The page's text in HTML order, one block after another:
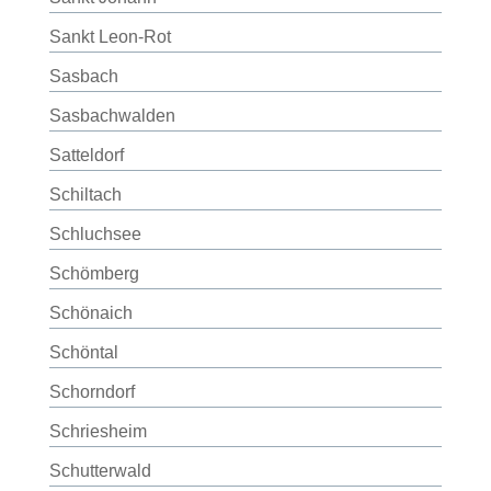
Sankt Leon-Rot
Sasbach
Sasbachwalden
Satteldorf
Schiltach
Schluchsee
Schömberg
Schönaich
Schöntal
Schorndorf
Schriesheim
Schutterwald